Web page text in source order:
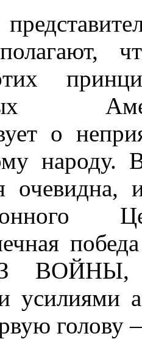
о
народу.
ВОЙНЫ,
усилиями
голову